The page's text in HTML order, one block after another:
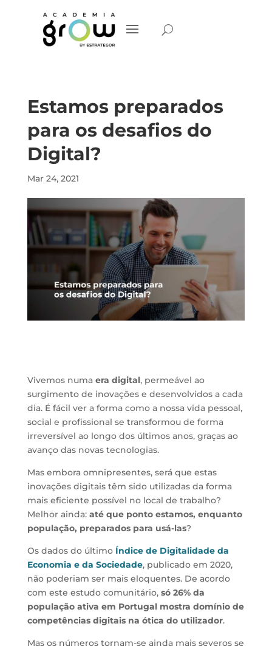
Estamos preparados
para os desafios do
Digital?
Mar 24, 2021
Vivemos numa era digital, permeável ao
surgimento de inovações e desenvolvidos a cada
dia. É fácil ver a forma como a nossa vida pessoal,
social e profissional se transformou de forma
irreversível ao longo dos últimos anos, graças ao
avanço das novas tecnologias.
Mas embora omnipresentes, será que estas
inovações digitais têm sido utilizadas da forma
mais eficiente possível no local de trabalho?
Melhor ainda: até que ponto estamos, enquanto
população, preparados para usá-las?
Os dados do último Índice de Digitalidade da
Economia e da Sociedade, publicado em 2020,
não poderiam ser mais eloquentes. De acordo
com este estudo comunitário, só 26% da
população ativa em Portugal mostra domínio de
competências digitais na ótica do utilizador.
Mas os números tornam-se ainda mais severos se